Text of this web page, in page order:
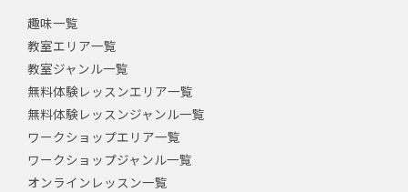
趣味一覧
教室エリア一覧
教室ジャンル一覧
無料体験レッスンエリア一覧
無料体験レッスンジャンル一覧
ワークショップエリア一覧
ワークショップジャンル一覧
オンラインレッスン一覧